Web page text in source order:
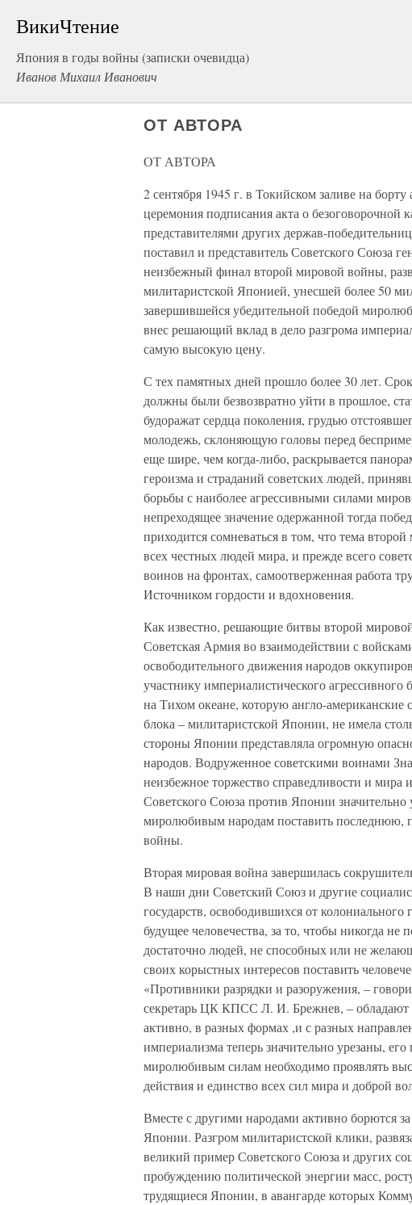
ВикиЧтение
Япония в годы войны (записки очевидца)
Иванов Михаил Иванович
ОТ АВТОРА
ОТ АВТОРА
2 сентября 1945 г. в Токийском заливе на
церемония подписания акта о безоговорочной
представителями других держав-
поставил и представитель Советского Союза
неизбежный финал второй мировой войны,
милитаристской Японией, унесшей более 50
завершившейся убедительной победой
внес решающий вклад в дело разгрома
самую высокую цену.
С тех памятных дней прошло более 30 лет.
должны были безвозвратно уйти в прошлое,
будоражат сердца поколения, грудью
молодежь, склоняющую головы перед
еще шире, чем когда-либо, раскрывается
героизма и страданий советских людей,
борьбы с наиболее агрессивными силами
непреходящее значение одержанной тогда
приходится сомневаться в том, что тема
всех честных людей мира, и прежде всего
воинов на фронтах, самоотверженная работа
Источником гордости и вдохновения.
Как известно, решающие битвы второй
Советская Армия во взаимодействии с
освободительного движения народов
участнику империалистического
на Тихом океане, которую англо-американские
блока – милитаристской Японии, не имела
стороны Японии представляла огромную
народов. Водруженное советскими воинами
неизбежное торжество справедливости и
Советского Союза против Японии
миролюбивым народам поставить последнюю,
войны.
Вторая мировая война завершилась
В наши дни Советский Союз и другие
государств, освободившихся от
будущее человечества, за то, чтобы никогда
достаточно людей, не способных или не
своих корыстных интересов поставить
«Противники разрядки и разоружения, –
секретарь ЦК КПСС Л. И. Брежнев, –
активно, в разных формах ,и с разных
империализма теперь значительно урезаны,
миролюбивым силам необходимо проявлять
действия и единство всех сил мира и доброй
Вместе с другими народами активно борются
Японии. Разгром милитаристской клики,
великий пример Советского Союза и других
пробуждению политической энергии масс,
трудящиеся Японии, в авангарде которых